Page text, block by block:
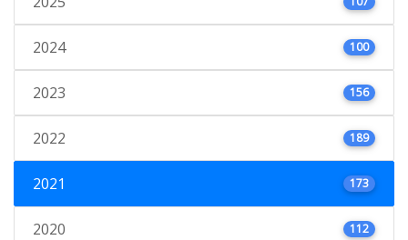
2024 100
2023 156
2022 189
2021 173
2020 112